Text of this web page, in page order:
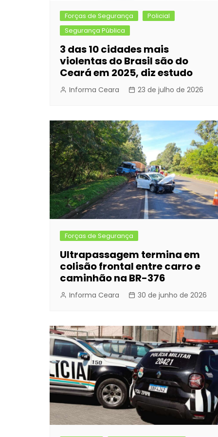
Forças de Segurança
Policial
Segurança Pública
3 das 10 cidades mais
violentas do Brasil são do
Ceará em 2025, diz estudo
Informa Ceara 23 de julho de 2026
Forças de Segurança
Ultrapassagem termina em
colisão frontal entre carro e
caminhão na BR-376
Informa Ceara 30 de junho de 2026